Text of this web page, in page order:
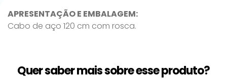
APRESENTAÇÃO E EMBALAGEM:
Cabo de aço 120 cm com rosca.
Quer saber mais sobre esse produto?